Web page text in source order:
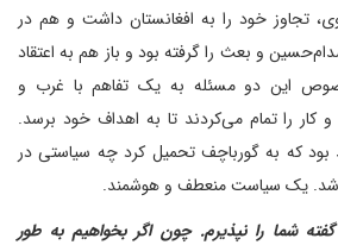
تجاوز خود را به افغانستان داشت و هم در
و بعث را گرفته بود و باز هم به اعتقاد
این دو مسئله به یک تفاهم با غرب و
را تمام می‌کردند تا به اهداف خود برسد.
که به گورباچف تحمیل کرد چه سیاستی در
یک سیاست منعطف و هوشمند.
شما را نپذیرم. چون اگر بخواهیم به طور